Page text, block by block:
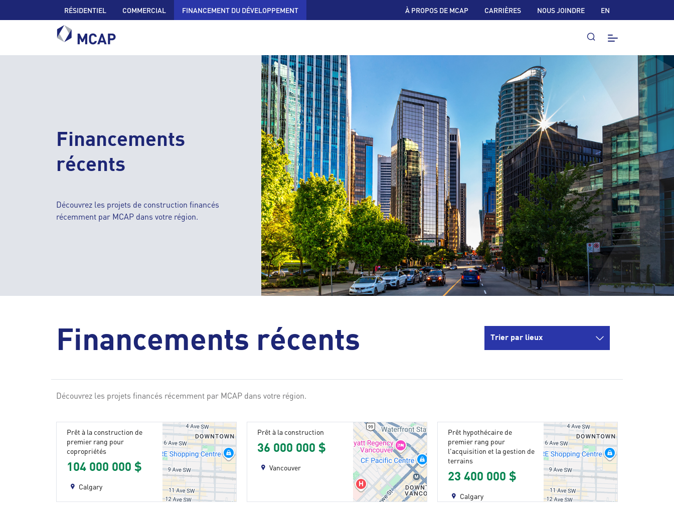
RÉSIDENTIEL COMMERCIAL FINANCEMENT DU DÉVELOPPEMENT À PROPOS DE MCAP CARRIÈRES NOUS JOINDRE EN
Financements
récents
Découvrez les projets de construction financés
récemment par MCAP dans votre région.
Financements récents Trier par lieux
Découvrez les projets financés récemment par MCAP dans votre région.
Prêt à la construction de
premier rang pour
copropriétés
104 000 000 $
Calgary
Prêt à la construction
36 000 000 $
Vancouver
Prêt hypothécaire de
premier rang pour
l'acquisition et la gestion de
terrains
23 400 000 $
Calgary